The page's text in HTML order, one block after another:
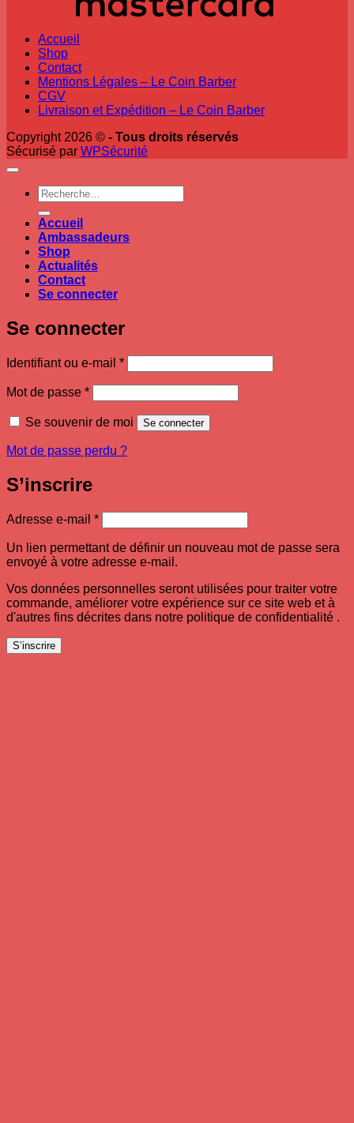
Accueil
Shop
Contact
Mentions Légales – Le Coin Barber
CGV
Livraison et Expédition – Le Coin Barber
Copyright 2026 © - Tous droits réservés
Sécurisé par WPSécurité
Recherche
pour :
Accueil
Ambassadeurs
Shop
Actualités
Contact
Se connecter
Se connecter
Identifiant ou e-mail *Obligatoire
Mot de passe *Obligatoire
Se souvenir de moi Se connecter
Mot de passe perdu ?
S’inscrire
Adresse e-mail *Obligatoire
Un lien permettant de définir un nouveau mot de passe sera
envoyé à votre adresse e-mail.
Vos données personnelles seront utilisées pour traiter votre
commande, améliorer votre expérience sur ce site web et à
d'autres fins décrites dans notre politique de confidentialité .
S’inscrire